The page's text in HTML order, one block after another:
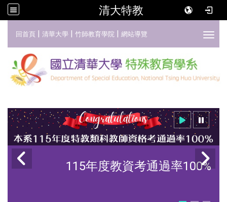
清大特教
回首頁 | 清華大學 | 竹師教育學院 | 網站導覽
115年度教資考通過率100%